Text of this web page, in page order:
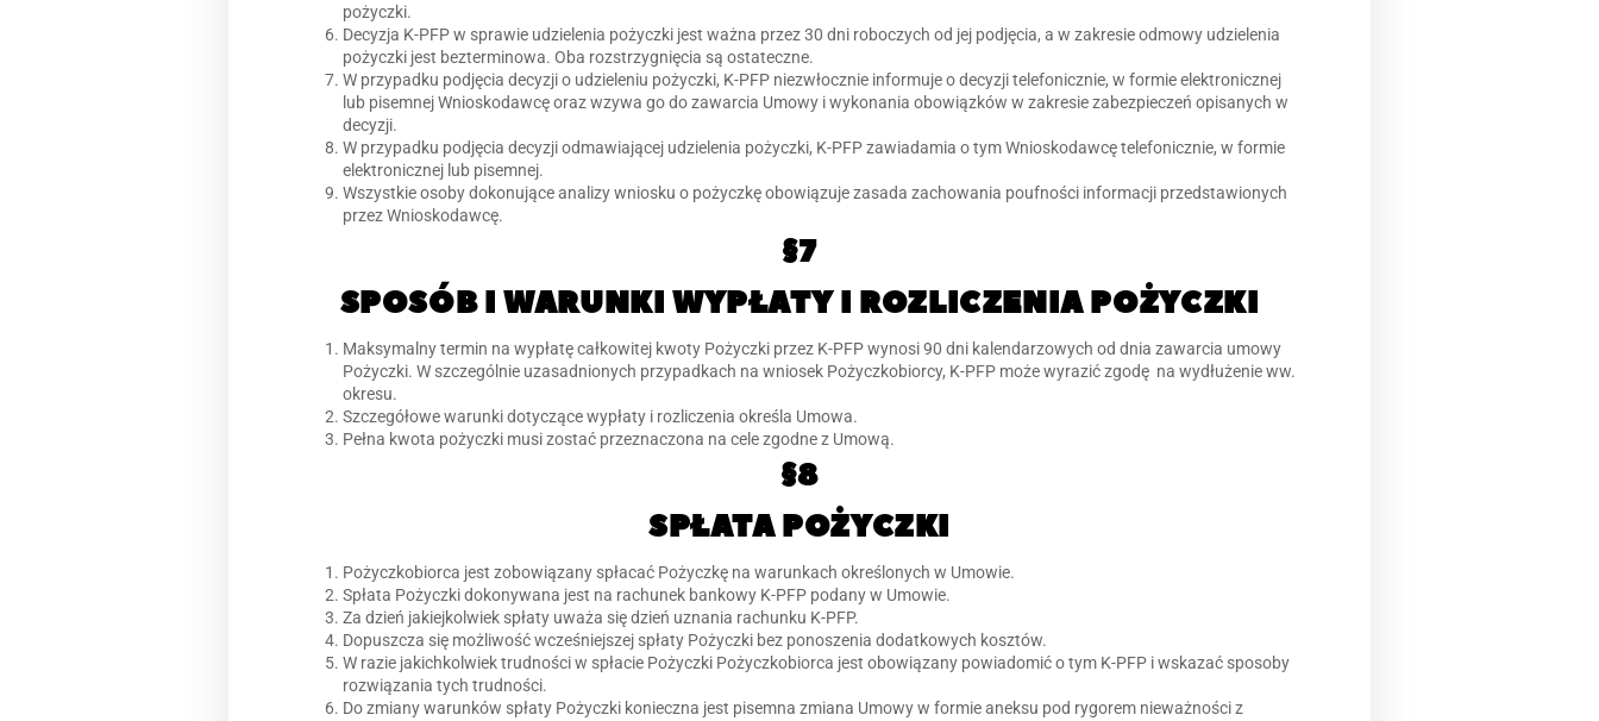
pożyczki.
Decyzja K-PFP w sprawie udzielenia pożyczki jest ważna przez 30 dni roboczych od jej podjęcia, a w zakresie odmowy udzielenia
pożyczki jest bezterminowa. Oba rozstrzygnięcia są ostateczne.
W przypadku podjęcia decyzji o udzieleniu pożyczki, K-PFP niezwłocznie informuje o decyzji telefonicznie, w formie elektronicznej
lub pisemnej Wnioskodawcę oraz wzywa go do zawarcia Umowy i wykonania obowiązków w zakresie zabezpieczeń opisanych w
decyzji.
W przypadku podjęcia decyzji odmawiającej udzielenia pożyczki, K-PFP zawiadamia o tym Wnioskodawcę telefonicznie, w formie
elektronicznej lub pisemnej.
Wszystkie osoby dokonujące analizy wniosku o pożyczkę obowiązuje zasada zachowania poufności informacji przedstawionych
przez Wnioskodawcę.
§7
SPOSÓB I WARUNKI WYPŁATY I ROZLICZENIA POŻYCZKI
Maksymalny termin na wypłatę całkowitej kwoty Pożyczki przez K-PFP wynosi 90 dni kalendarzowych od dnia zawarcia umowy
Pożyczki. W szczególnie uzasadnionych przypadkach na wniosek Pożyczkobiorcy, K-PFP może wyrazić zgodę na wydłużenie ww.
okresu.
Szczegółowe warunki dotyczące wypłaty i rozliczenia określa Umowa.
Pełna kwota pożyczki musi zostać przeznaczona na cele zgodne z Umową.
§8
SPŁATA POŻYCZKI
Pożyczkobiorca jest zobowiązany spłacać Pożyczkę na warunkach określonych w Umowie.
Spłata Pożyczki dokonywana jest na rachunek bankowy K-PFP podany w Umowie.
Za dzień jakiejkolwiek spłaty uważa się dzień uznania rachunku K-PFP.
Dopuszcza się możliwość wcześniejszej spłaty Pożyczki bez ponoszenia dodatkowych kosztów.
W razie jakichkolwiek trudności w spłacie Pożyczki Pożyczkobiorca jest obowiązany powiadomić o tym K-PFP i wskazać sposoby
rozwiązania tych trudności.
Do zmiany warunków spłaty Pożyczki konieczna jest pisemna zmiana Umowy w formie aneksu pod rygorem nieważności z